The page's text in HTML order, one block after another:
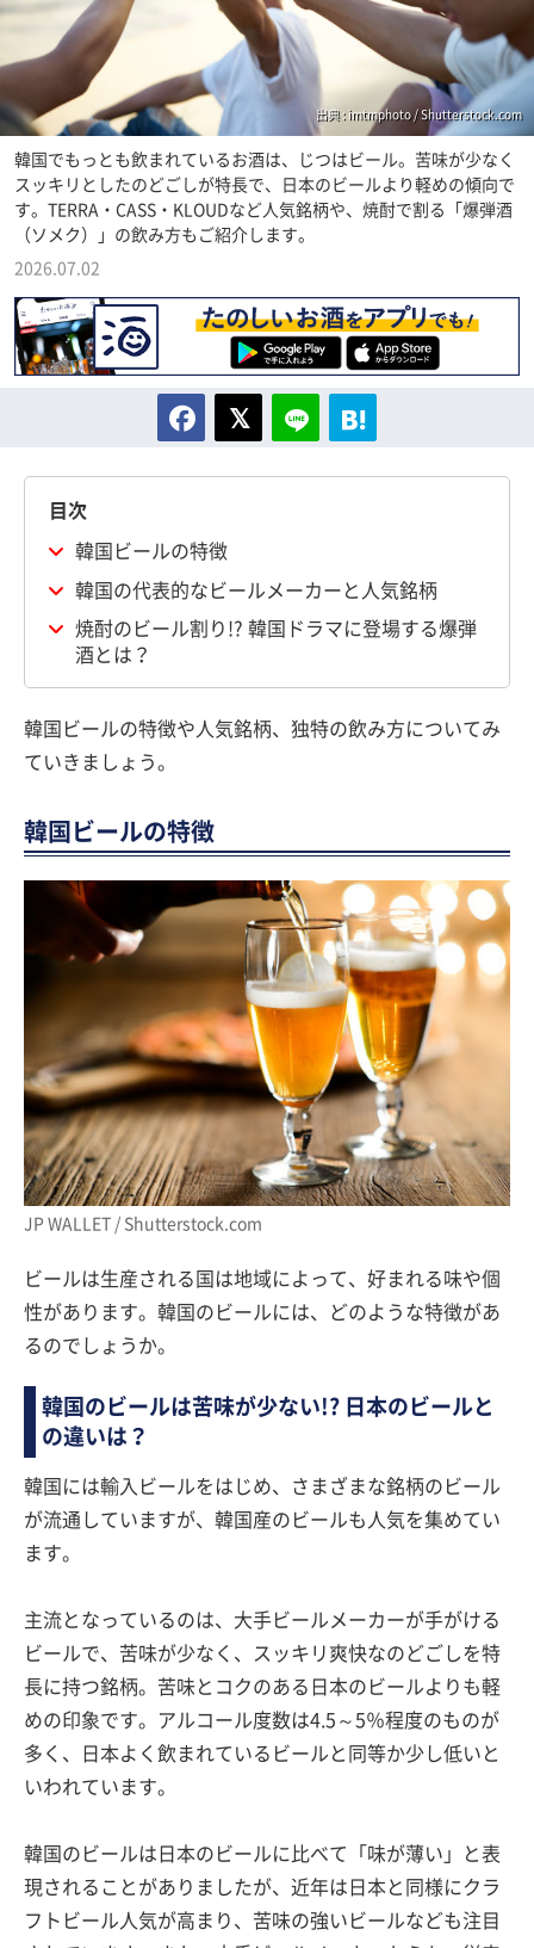
出典 : imtmphoto / Shutterstock.com
韓国でもっとも飲まれているお酒は、じつはビール。苦味が少なく
スッキリとしたのどごしが特長で、日本のビールより軽めの傾向で
す。TERRA・CASS・KLOUDなど人気銘柄や、焼酎で割る「爆弾酒
（ソメク）」の飲み方もご紹介します。
2026.07.02
目次
韓国ビールの特徴
韓国の代表的なビールメーカーと人気銘柄
焼酎のビール割り!? 韓国ドラマに登場する爆弾
酒とは？
韓国ビールの特徴や人気銘柄、独特の飲み方についてみ
ていきましょう。
韓国ビールの特徴
JP WALLET / Shutterstock.com
ビールは生産される国は地域によって、好まれる味や個
性があります。韓国のビールには、どのような特徴があ
るのでしょうか。
韓国のビールは苦味が少ない!? 日本のビールと
の違いは？
韓国には輸入ビールをはじめ、さまざまな銘柄のビール
が流通していますが、韓国産のビールも人気を集めてい
ます。
主流となっているのは、大手ビールメーカーが手がける
ビールで、苦味が少なく、スッキリ爽快なのどごしを特
長に持つ銘柄。苦味とコクのある日本のビールよりも軽
めの印象です。アルコール度数は4.5～5％程度のものが
多く、日本よく飲まれているビールと同等か少し低いと
いわれています。
韓国のビールは日本のビールに比べて「味が薄い」と表
現されることがありましたが、近年は日本と同様にクラ
フトビール人気が高まり、苦味の強いビールなども注目